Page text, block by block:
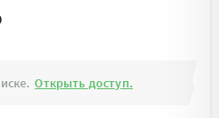
Открыть доступ.